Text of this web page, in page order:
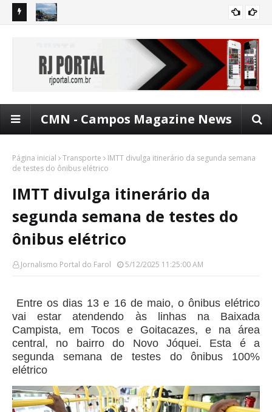
CMN - Campos Magazine News
Página inicial Transporte
IMTT divulga itinerário da segunda semana
de testes do ônibus elétrico
IMTT divulga itinerário da
segunda semana de testes do
ônibus elétrico
Jornalismo Portal do Farol 5/12/2025 11:25:00 AM
Entre os dias 13 e 16 de maio, o ônibus elétrico
vai estar atendendo às linhas na Baixada
Campista, em Tocos e Goitacazes, e na área
central, no bairro do Novo Jóquei. Esta é a
segunda semana de testes do ônibus 100%
elétrico